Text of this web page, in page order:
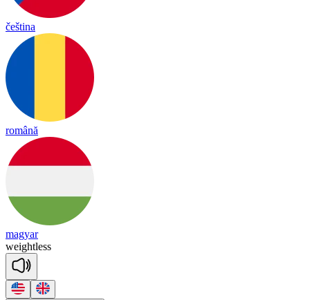
čeština
română
magyar
weightless